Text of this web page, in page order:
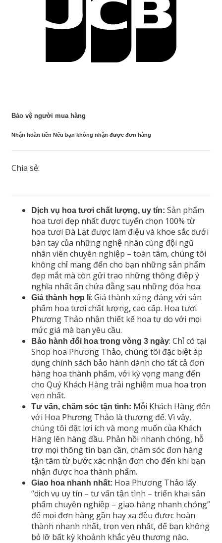
Bảo vệ người mua hàng
Nhận hoàn tiền Nếu bạn không nhận được đơn hàng
Chia sẻ:
Dịch vụ hoa tươi chất lượng, uy tín: Sản phẩm
hoa tươi đẹp nhất được tuyển chọn 100% từ
hoa tươi Đà Lạt được làm điệu và khoe sắc dưới
bàn tay của những nghệ nhân cùng đội ngũ
nhân viên chuyên nghiệp – toàn tâm, chúng tôi
không chỉ mang đến cho bạn những sản phẩm
đẹp mắt mà còn gửi trao những thông điệp ý
nghĩa nhất ẩn chứa đằng sau những đóa hoa.
Giá thành hợp lí: Giá thành xứng đáng với sản
phẩm hoa tươi chất lượng, cao cấp. Hoa tươi
Phương Thảo nhận thiết kế hoa tự do với mọi
mức giá mà bạn yêu cầu.
Bảo hành đổi hoa trong vòng 3 ngày: Chỉ có tại
Shop hoa Phương Thảo, chúng tôi đặc biệt áp
dụng chính sách bảo hành dành cho tất cả đơn
hàng hoa thành phẩm, với kỳ vọng mang đến
cho Quý Khách Hàng trải nghiệm mua hoa trọn
vẹn nhất.
Tư vấn, chăm sóc tận tình: Mỗi Khách Hàng đến
với Hoa Phương Thảo là thượng đế. Vì vậy,
chúng tôi đặt lợi ích và mong muốn của Khách
Hàng lên hàng đầu. Phản hồi nhanh chóng, hỗ
trợ mọi thông tin bạn cần, chăm sóc đơn hàng
tận tâm từ bước xác nhận đơn cho đến khi bạn
nhận được hoa thành phẩm.
Giao hoa nhanh nhất: Hoa Phương Thảo lấy
“dịch vụ uy tín – tư vấn tận tình – triển khai sản
phẩm chuyên nghiệp – giao hàng nhanh chóng”
để mọi đơn hàng gần hay xa đều được hoàn
thành nhanh nhất, trọn vẹn nhất, để bạn không
bỏ lỡ bất kỳ khoảnh khắc yêu thương nào.